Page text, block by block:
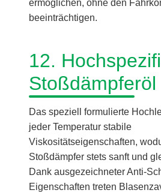
ermöglichen, ohne den
beeinträchtigen.
12.
Stoßdämpferöl
Das speziell formulierte
jeder Temperatur stabile
Viskositätseigenschaften,
Stoßdämpfer stets sanft und
Dank ausgezeichneter Anti-
Eigenschaften treten